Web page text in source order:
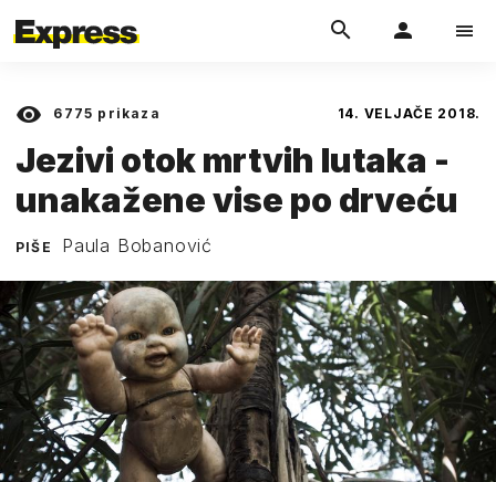
6775 prikaza 14. VELJAČE 2018.
Jezivi otok mrtvih lutaka -
unakažene vise po drveću
PIŠE Paula Bobanović